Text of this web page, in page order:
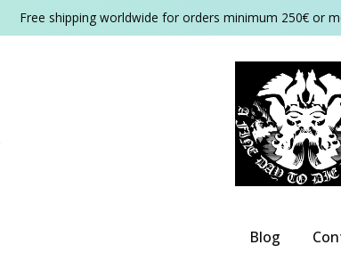
Free shipping worldwide for orders minimum 250€ or
Blog